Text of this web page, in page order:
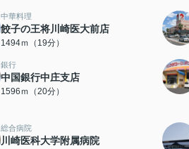
中華料理
餃子の王将川崎医大前店
1494ｍ（19分）
銀行
中国銀行中庄支店
1596ｍ（20分）
総合病院
川崎医科大学附属病院